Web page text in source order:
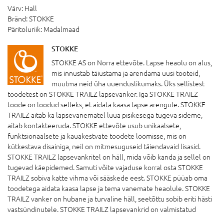
Värv: Hall
Bränd:STOKKE
Päritoluriik: Madalmaad
STOKKE
STOKKE AS on Norra ettevõte. Lapse heaolu on alus,
mis innustab täiustama ja arendama uusi tooteid,
muutma neid üha uuenduslikumaks. Üks sellistest
toodetest on STOKKE TRAILZ lapsevanker. Iga STOKKE TRAILZ
toode on loodud selleks, et aidata kaasa lapse arengule. STOKKE
TRAILZ aitab ka lapsevanematel luua pisikesega tugeva sideme,
aitab kontakteeruda. STOKKE ettevõte usub unikaalsete,
funktsionaalsete ja kauakestvate toodete loomisse, mis on
kütkestava disainiga, neil on mitmesuguseid täiendavaid lisasid.
STOKKE TRAILZ lapsevankritel on häll, mida võib kanda ja sellel on
tugevad käepidemed. Samuti võite vajaduse korral osta STOKKE
TRAILZ sobiva katte vihma või sääskede eest. STOKKE püüab oma
toodetega aidata kaasa lapse ja tema vanemate heaolule. STOKKE
TRAILZ vanker on hubane ja turvaline häll, seetõttu sobib eriti hästi
vastsündinutele. STOKKE TRAILZ lapsevankrid on valmistatud